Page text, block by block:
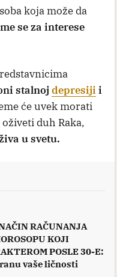
koja može da
se za interese
stalnoj depresijii
će uvek morati
duh Raka,
u svetu.
RAČUNANJA
KOJI
POSLE 30-E:
vaše ličnosti